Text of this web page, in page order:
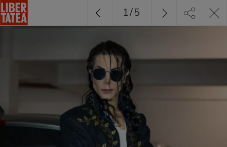
1/5